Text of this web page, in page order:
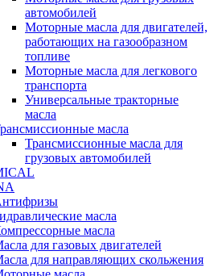
автомобилей
Моторные масла для двигателей,
работающих на газообразном
топливе
Моторные масла для легкового
транспорта
Универсальные тракторные
масла
масла
Трансмиссионные масла для
грузовых автомобилей
масла
масла
для газовых двигателей
для направляющих скольжения